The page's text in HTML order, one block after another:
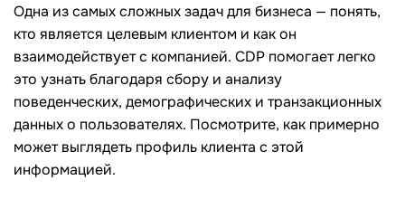
Одна из самых сложных задач для бизнеса — понять,
кто является целевым клиентом и как он
взаимодействует с компанией. СDР помогает легко
это узнать благодаря сбору и анализу
поведенческих, демографических и транзакционных
данных о пользователях. Посмотрите, как примерно
может выглядеть профиль клиента с этой
информацией.